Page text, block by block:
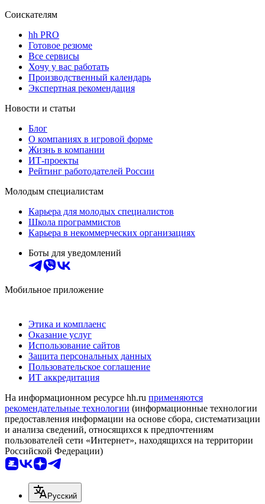
Соискателям
hh PRO
Готовое резюме
Все сервисы
Хочу у вас работать
Производственный календарь
Экспертная рекомендация
Новости и статьи
Блог
О компаниях в игровой форме
Жизнь в компании
ИТ-проекты
Рейтинг работодателей России
Молодым специалистам
Карьера для молодых специалистов
Школа программистов
Карьера в некоммерческих организациях
Боты для уведомлений
Мобильное приложение
Этика и комплаенс
Оказание услуг
Использование сайтов
Защита персональных данных
Пользовательское соглашение
ИТ аккредитация
На информационном ресурсе hh.ru применяются
рекомендательные технологии (информационные технологии
предоставления информации на основе сбора, систематизации
и анализа сведений, относящихся к предпочтениям
пользователей сети «Интернет», находящихся на территории
Российской Федерации)
Русский